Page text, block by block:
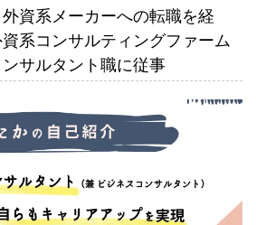
外資系メーカーへの転職を経
系コンサルティングファーム
サルタント職に従事